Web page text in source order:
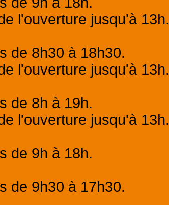
l'ouverture jusqu'à 13h.
de 8h30 à 18h30.
l'ouverture jusqu'à 13h.
de 8h à 19h.
l'ouverture jusqu'à 13h.
de 9h à 18h.
de 9h30 à 17h30.